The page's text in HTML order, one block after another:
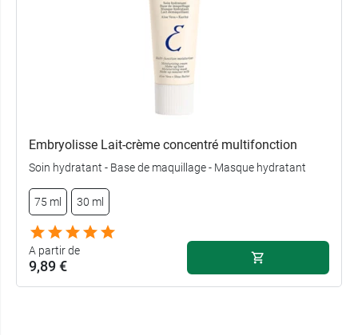
Embryolisse Lait-crème concentré multifonction
Soin hydratant - Base de maquillage - Masque hydratant
75 ml 30 ml
A partir de
9,89 €